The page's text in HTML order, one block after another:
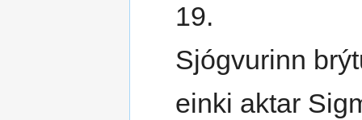
19.
Sjógvurinn
einki aktar